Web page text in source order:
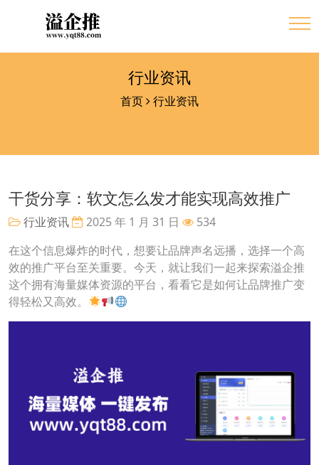
行业资讯
首页 行业资讯
干货分享：软文怎么发才能实现高效推广
行业资讯 2025 年 1 月 31 日
534
在这个信息爆炸的时代，想要让品牌声名远播，选择一个高
效的推广平台至关重要。今天，就让我们一起来探索溢企推
这个拥有海量媒体资源的平台，看看它是如何让品牌推广变
得轻松又高效。